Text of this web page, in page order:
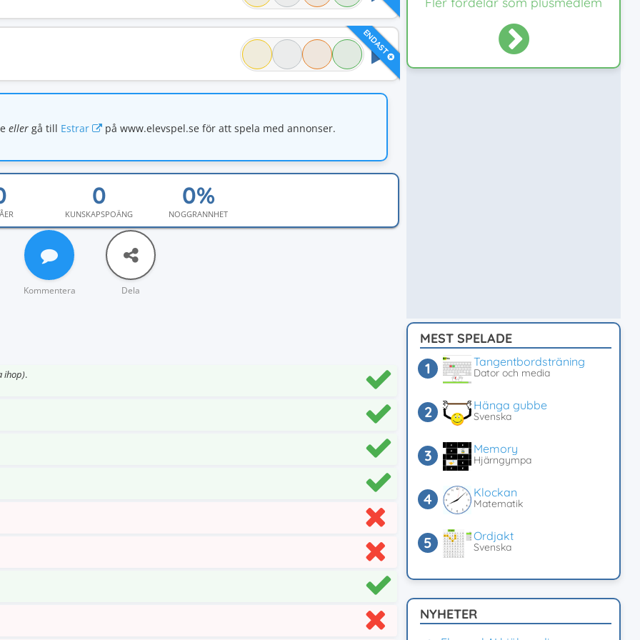
ENDAST
eller gå till Estrar på www.elevspel.se för att spela med annonser.
KUNSKAPSPOÄNG NOGGRANNHET
Kommentera Dela
ihop).
MEST SPELADE
Tangentbordsträning
Dator och media
Hänga gubbe
Svenska
Memory
Hjärngympa
Klockan
Matematik
Ordjakt
Svenska
NYHETER